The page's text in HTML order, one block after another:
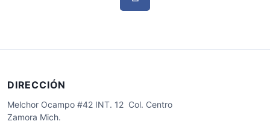
DIRECCIÓN
Melchor Ocampo #42 INT. 12 Col. Centro
Zamora Mich.